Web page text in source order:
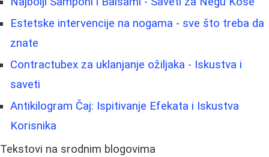
Estetske intervencije na nogama - sve što treba da
znate
Contractubex za uklanjanje ožiljaka - Iskustva i
saveti
Antikilogram Čaj: Ispitivanje Efekata i Iskustva
Korisnika
Tekstovi na srodnim blogovima